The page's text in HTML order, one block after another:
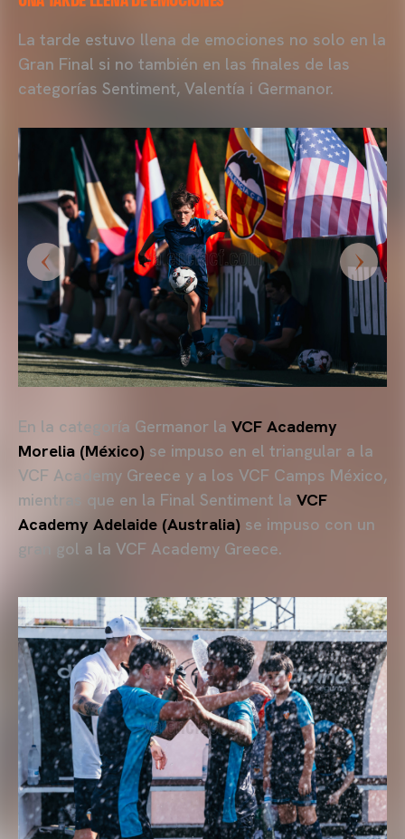
La tarde estuvo llena de emociones no solo en la
Gran Final si no también en las finales de las
categorías Sentiment, Valentía i Germanor.
En la categoría Germanor la VCF Academy
Morelia (México) se impuso en el triangular a la
VCF Academy Greece y a los VCF Camps México,
mientras que en la Final Sentiment la VCF
Academy Adelaide (Australia) se impuso con un
gran gol a la VCF Academy Greece.